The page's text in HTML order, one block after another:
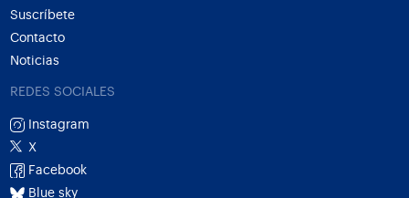
Suscríbete
Contacto
Noticias
REDES SOCIALES
Instagram
X
Facebook
Blue sky